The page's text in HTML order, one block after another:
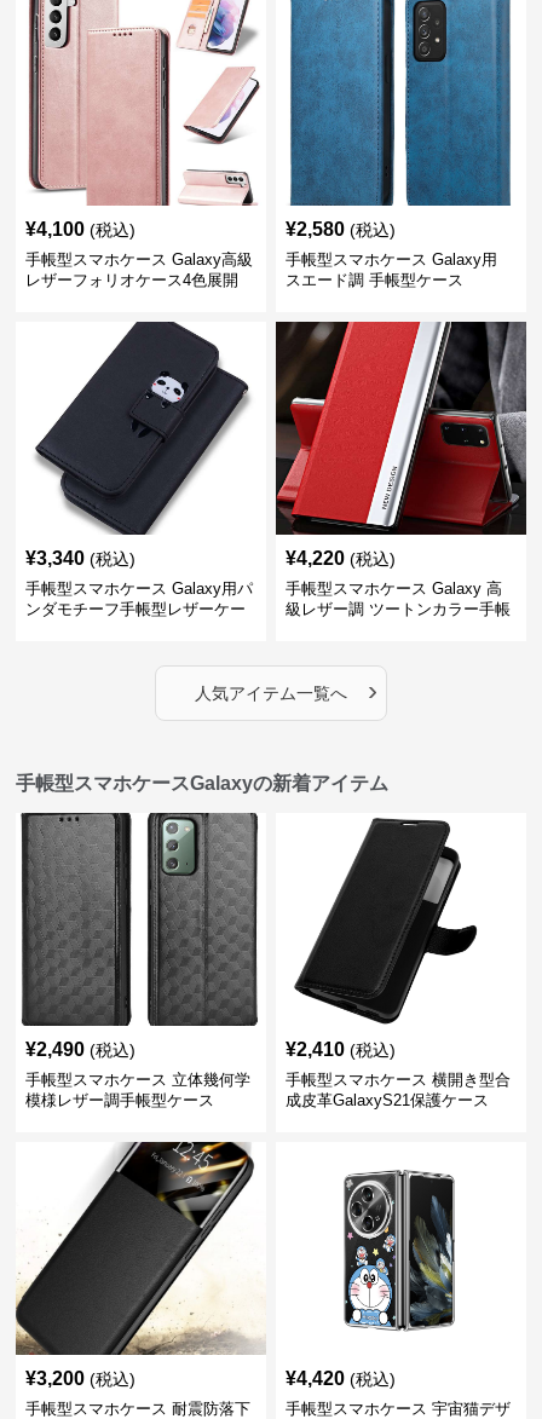
¥4,100 (税込)
手帳型スマホケース Galaxy高級
レザーフォリオケース4色展開
¥2,580 (税込)
手帳型スマホケース Galaxy用
スエード調 手帳型ケース
¥3,340 (税込)
手帳型スマホケース Galaxy用パ
ンダモチーフ手帳型レザーケー
¥4,220 (税込)
手帳型スマホケース Galaxy 高
級レザー調 ツートンカラー手帳
人気アイテム一覧へ ›
手帳型スマホケースGalaxyの新着アイテム
¥2,490 (税込)
手帳型スマホケース 立体幾何学
模様レザー調手帳型ケース
¥2,410 (税込)
手帳型スマホケース 横開き型合
成皮革GalaxyS21保護ケース
¥3,200 (税込)
手帳型スマホケース 耐震防落下
¥4,420 (税込)
手帳型スマホケース 宇宙猫デザ